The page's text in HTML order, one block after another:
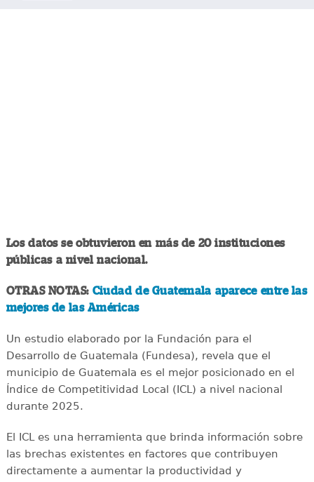
Los datos se obtuvieron en más de 20 instituciones
públicas a nivel nacional.
OTRAS NOTAS: Ciudad de Guatemala aparece entre las
mejores de las Américas
Un estudio elaborado por la Fundación para el
Desarrollo de Guatemala (Fundesa), revela que el
municipio de Guatemala es el mejor posicionado en el
Índice de Competitividad Local (ICL) a nivel nacional
durante 2025.
El ICL es una herramienta que brinda información sobre
las brechas existentes en factores que contribuyen
directamente a aumentar la productividad y